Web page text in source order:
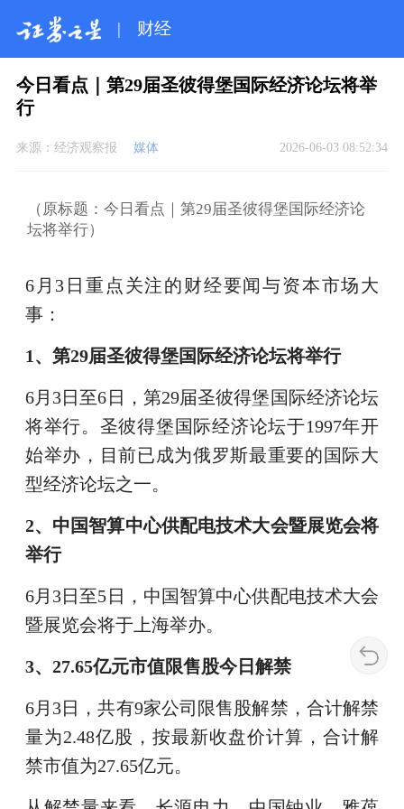
| 财经
今日看点｜第29届圣彼得堡国际经济论坛将举
行
来源： 经济观察报 媒体 2026-06-03 08:52:34
（原标题：今日看点｜第29届圣彼得堡国际经济论
坛将举行）
6月3日重点关注的财经要闻与资本市场大
事：
1、第29届圣彼得堡国际经济论坛将举行
6月3日至6日，第29届圣彼得堡国际经济论坛
将举行。圣彼得堡国际经济论坛于1997年开
始举办，目前已成为俄罗斯最重要的国际大
型经济论坛之一。
2、中国智算中心供配电技术大会暨展览会将
举行
6月3日至5日，中国智算中心供配电技术大会
暨展览会将于上海举办。
3、27.65亿元市值限售股今日解禁
6月3日，共有9家公司限售股解禁，合计解禁
量为2.48亿股，按最新收盘价计算，合计解
禁市值为27.65亿元。